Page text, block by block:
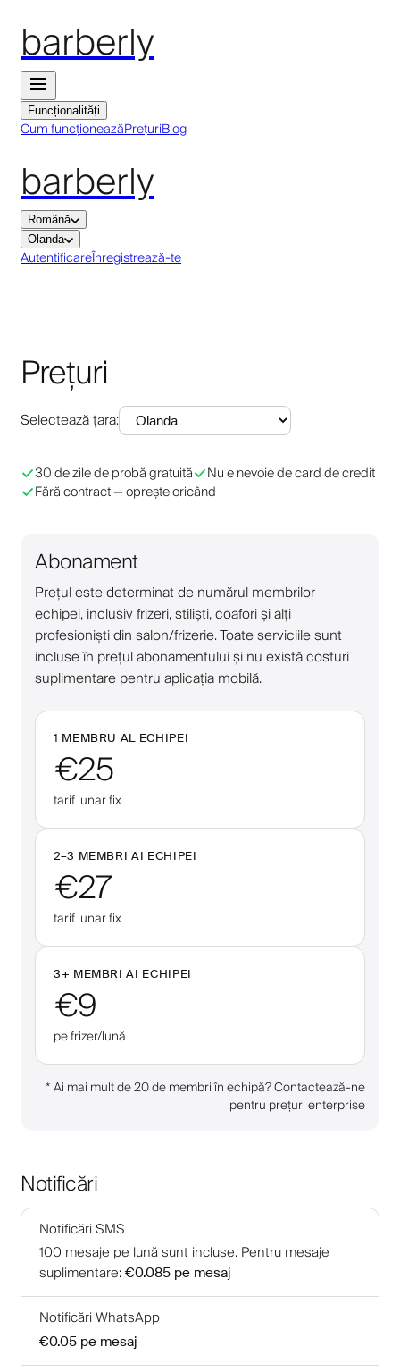
barberly
Funcționalități
Cum funcționeazăPrețuriBlog
barberly
Română
Olanda
AutentificareÎnregistrează-te
Prețuri
Selectează țara:
30 de zile de probă gratuită
Nu e nevoie de card de credit
Fără contract — oprește oricând
Abonament
Prețul este determinat de numărul membrilor
echipei, inclusiv frizeri, stiliști, coafori și alți
profesioniști din salon/frizerie. Toate serviciile sunt
incluse în prețul abonamentului și nu există costuri
suplimentare pentru aplicația mobilă.
1 MEMBRU AL ECHIPEI
€25
tarif lunar fix
2–3 MEMBRI AI ECHIPEI
€27
tarif lunar fix
3+ MEMBRI AI ECHIPEI
€9
pe frizer/lună
*Ai mai mult de 20 de membri în echipă? Contactează-ne
pentru prețuri enterprise
Notificări
Notificări SMS
100 mesaje pe lună sunt incluse. Pentru mesaje
suplimentare: €0.085 pe mesaj
Notificări WhatsApp
€0.05 pe mesaj